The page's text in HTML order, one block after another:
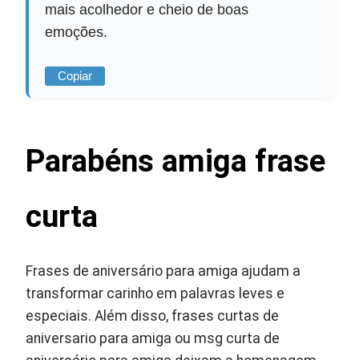
mais acolhedor e cheio de boas
emoções.
Copiar
Parabéns amiga frase
curta
Frases de aniversário para amiga ajudam a
transformar carinho em palavras leves e
especiais. Além disso, frases curtas de
aniversario para amiga ou msg curta de